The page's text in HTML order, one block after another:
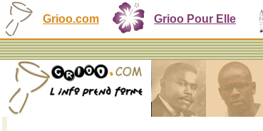
Grioo.com Grioo Pour Elle